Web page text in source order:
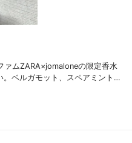
ムZARA×jomaloneの限定香水
。ベルガモット、スペアミント…